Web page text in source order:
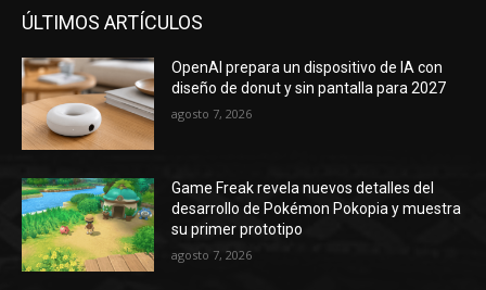
ÚLTIMOS ARTÍCULOS
OpenAI prepara un dispositivo de IA con
diseño de donut y sin pantalla para 2027
agosto 7, 2026
Game Freak revela nuevos detalles del
desarrollo de Pokémon Pokopia y muestra
su primer prototipo
agosto 7, 2026